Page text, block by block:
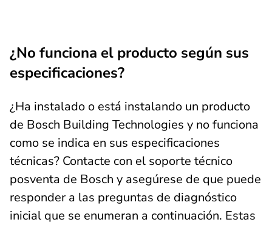
¿No funciona el producto según sus
especificaciones?
¿Ha instalado o está instalando un producto
de Bosch Building Technologies y no funciona
como se indica en sus especificaciones
técnicas? Contacte con el soporte técnico
posventa de Bosch y asegúrese de que puede
responder a las preguntas de diagnóstico
inicial que se enumeran a continuación. Estas